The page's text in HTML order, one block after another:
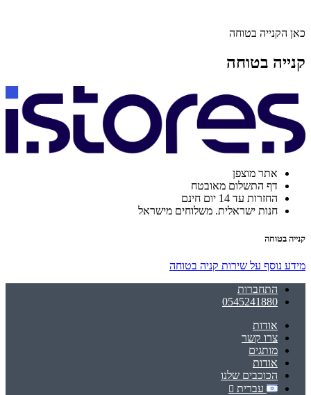
כאן הקנייה בטוחה
קנייה בטוחה
אתר מוצפן
דף התשלום מאובטח
החזרות עד 14 יום חינם
חנות ישראלית. משלוחים מישראל
קנייה בטוחה
מידע נוסף על שירות קניה בטוחה
התחברות
0545241880
אודות
צרו קשר
מותגים
אודות
הכוכבים שלנו
עברית